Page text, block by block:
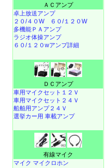
ＡＣアンプ
卓上放送アンプ
２０/４０W
６０/１２０W
多機能ＰＡアンプ
ラジオ体操アンプ
６０/１２０wアンプ詳細
ＤＣアンプ
車用マイクセット１２Ｖ
車用マイクセット２４Ｖ
船舶用アンプ２４Ｖ
選挙カー用 車載アンプ
有線マイク
マイク マイクロホン